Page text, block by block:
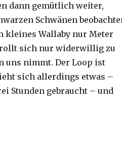
dann gemütlich weiter,
Schwänen
kleines Wallaby nur Meter
sich nur widerwillig zu
uns nimmt. Der Loop ist
sich allerdings etwas –
Stunden gebraucht – und